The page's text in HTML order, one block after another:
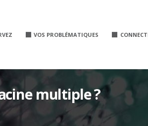
VOS PROBLÉMATIQUES
multiple ?